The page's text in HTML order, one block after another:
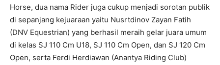
Horse, dua nama Rider juga cukup menjadi sorotan publik
di sepanjang kejuaraan yaitu Nusrtdinov Zayan Fatih
(DNV Equestrian) yang berhasil meraih gelar juara umum
di kelas SJ 110 Cm U18, SJ 110 Cm Open, dan SJ 120 Cm
Open, serta Ferdi Herdiawan (Anantya Riding Club)